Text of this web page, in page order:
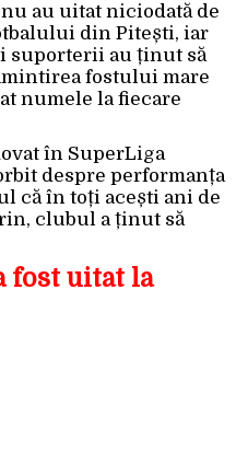
au uitat niciodată de
din Pitești, iar
suporterii au ținut să
fostului mare
numele la fiecare
în SuperLiga
despre performanța
că în toți acești ani de
clubul a ținut să
fost uitat la